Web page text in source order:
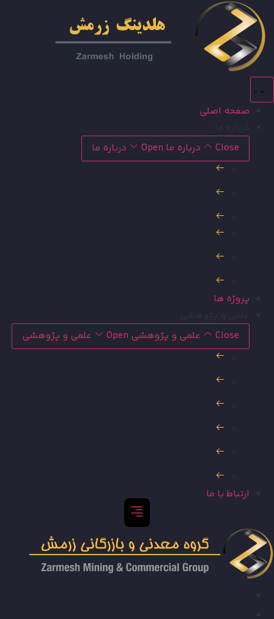
صفحه اصلی
Close درباره ما
Open درباره ما
تاریخچه
افتخارات
توانایی های ما
چارت سازمانی
منشور اخلاقی
خط مشی
پروژه ها
Close علمی و پژوهشی
Open علمی و پژوهشی
کتب و مقالات
اخبار و اطلاعیه ها
انواع کانی ها
اینفوگرافی کانی ها
مشاهیر علوم زمین
رسانه های تصویری
ارتباط با ما